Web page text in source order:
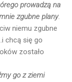
prowadzą na
zgubne plany.
niemu zgubne
chcą się go
zostało
go z ziemi